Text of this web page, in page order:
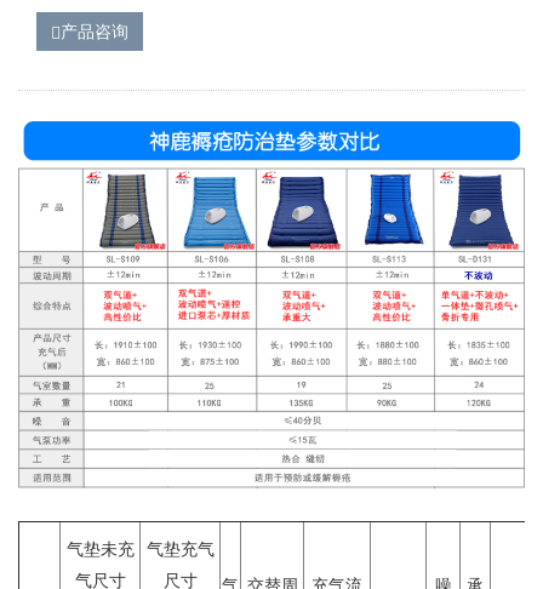
产品咨询
气垫未充
气尺寸
气垫充气
尺寸
气 交替周
充气流
噪
承